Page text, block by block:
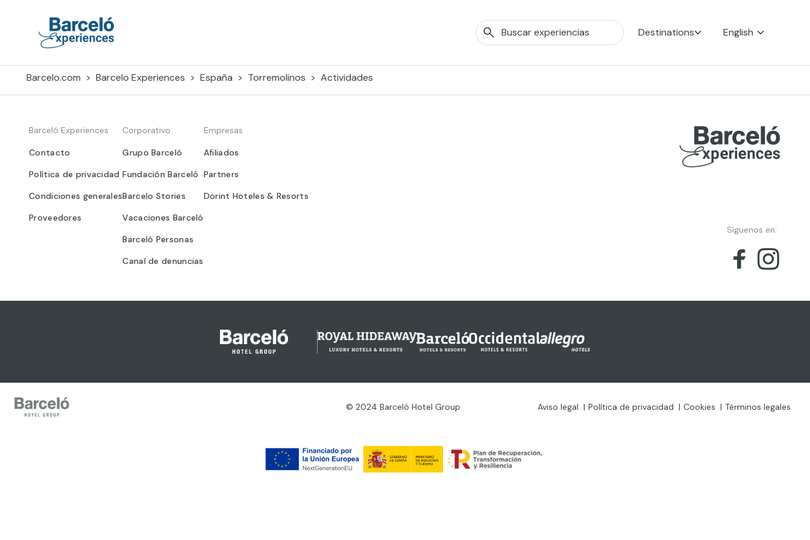
Destinations English
Barcelo.com Barcelo Experiences España Torremolinos Actividades
Barceló Experiences
Contacto
Política de privacidad
Condiciones generales
Proveedores
Corporativo
Grupo Barceló
Fundación Barceló
Barcelo Stories
Vacaciones Barceló
Barceló Personas
Canal de denuncias
Empresas
Afiliados
Partners
Dorint Hoteles & Resorts
Síguenos en:
© 2024 Barceló Hotel Group Aviso legal Política de privacidad Cookies Términos legales